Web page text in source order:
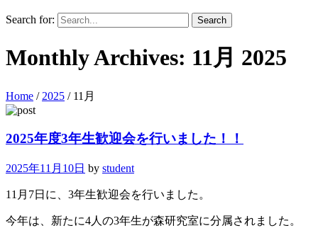
Search for:
Monthly Archives: 11月 2025
Home / 2025 / 11月
2025年度3年生歓迎会を行いました！！
2025年11月10日 by student
11月7日に、3年生歓迎会を行いました。
今年は、新たに4人の3年生が森研究室に分属されました。